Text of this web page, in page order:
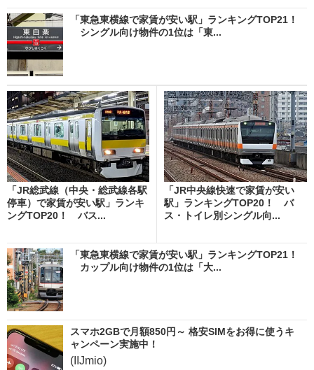
「東急東横線で家賃が安い駅」ランキングTOP21！
シングル向け物件の1位は「東...
「JR総武線（中央・総武線各駅
停車）で家賃が安い駅」ランキ
ングTOP20！ バス...
「JR中央線快速で家賃が安い
駅」ランキングTOP20！ バ
ス・トイレ別シングル向...
「東急東横線で家賃が安い駅」ランキングTOP21！
カップル向け物件の1位は「大...
スマホ2GBで月額850円～ 格安SIMをお得に使うキ
ャンペーン実施中！
(IIJmio)